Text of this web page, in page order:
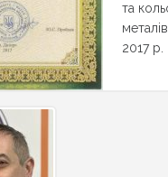
та
2017 р.